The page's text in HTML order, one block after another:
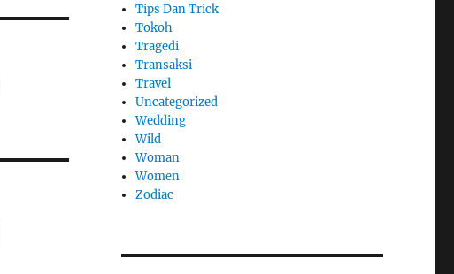
Tips Dan Trick
Tokoh
Tragedi
Transaksi
Travel
Uncategorized
Wedding
Wild
Woman
Women
Zodiac